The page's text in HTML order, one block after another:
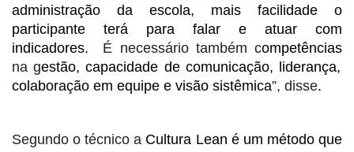
administração da escola, mais facilidade o
participante terá para falar e atuar com
indicadores. É necessário também competências
na gestão, capacidade de comunicação, liderança,
colaboração em equipe e visão sistêmica”, disse.
Segundo o técnico a Cultura Lean é um método que